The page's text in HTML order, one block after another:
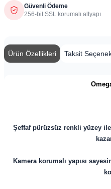
Güvenli Ödeme
256-bit SSL korumalı altyapı
Ürün Özellikleri Taksit
Şeffaf pürüzsüz renkli yüzey
Kamera korumalı yapısı